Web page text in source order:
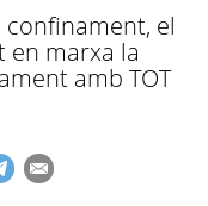
el
en marxa la
amb TOT